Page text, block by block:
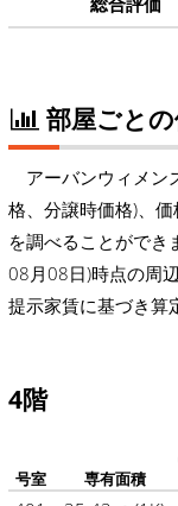
部屋ごと
アーバンウィメン
格、分譲時価格)、
を調べることがで
08月08日)時点の周
提示家賃に基づき算
4階
号室 専有面積